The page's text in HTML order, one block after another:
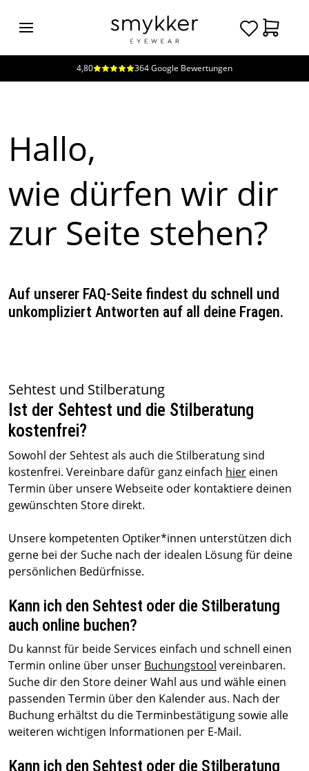
Login
Kollektionen
Nachhaltigkeit
smykker
Stores
Preise
Kontakt
Kostenfreier Sehtest
4,80 364 Google Bewertungen
Hallo,
wie dürfen wir dir
zur Seite stehen?
Auf unserer FAQ-Seite findest du schnell und
unkompliziert Antworten auf all deine Fragen.
Sehtest und Stilberatung
Ist der Sehtest und die Stilberatung
kostenfrei?
Sowohl der Sehtest als auch die Stilberatung sind
kostenfrei. Vereinbare dafür ganz einfach hier einen
Termin über unsere Webseite oder kontaktiere deinen
gewünschten Store direkt.
Unsere kompetenten Optiker*innen unterstützen dich
gerne bei der Suche nach der idealen Lösung für deine
persönlichen Bedürfnisse.
Kann ich den Sehtest oder die Stilberatung
auch online buchen?
Du kannst für beide Services einfach und schnell einen
Termin online über unser Buchungstool vereinbaren.
Suche dir den Store deiner Wahl aus und wähle einen
passenden Termin über den Kalender aus. Nach der
Buchung erhältst du die Terminbestätigung sowie alle
weiteren wichtigen Informationen per E-Mail.
Kann ich den Sehtest oder die Stilberatung